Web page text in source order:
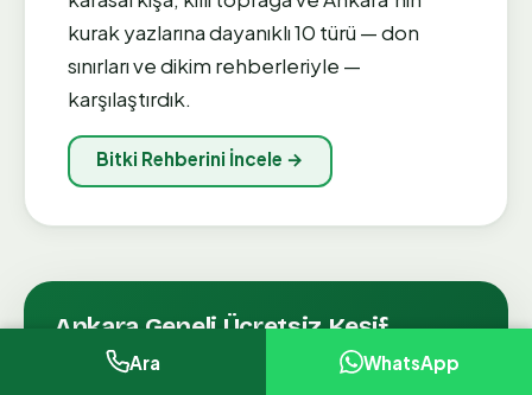
kurak yazlarına dayanıklı 10 türü — don
sınırları ve dikim rehberleriyle —
karşılaştırdık.
Bitki Rehberini İncele →
Ankara Geneli Ücretsiz Keşif
Çankaya, Gölbaşı, Keçiören ve tüm
Ara WhatsApp